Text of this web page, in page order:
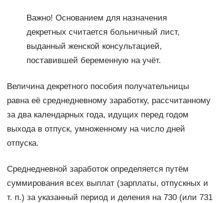
Важно! Основанием для назначения
декретных считается больничный лист,
выданный женской консультацией,
поставившей беременную на учёт.
Величина декретного пособия получательницы
равна её среднедневному заработку, рассчитанному
за два календарных года, идущих перед годом
выхода в отпуск, умноженному на число дней
отпуска.
Среднедневной заработок определяется путём
суммирования всех выплат (зарплаты, отпускных и
т. п.) за указанный период и деления на 730 (или 731